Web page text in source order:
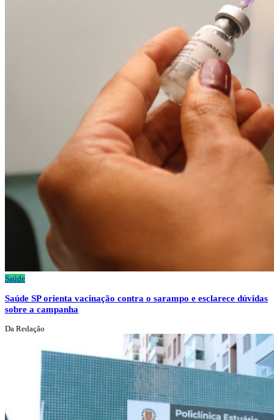
Saúde
Saúde SP orienta vacinação contra o sarampo e esclarece dúvidas
sobre a campanha
Da Redação